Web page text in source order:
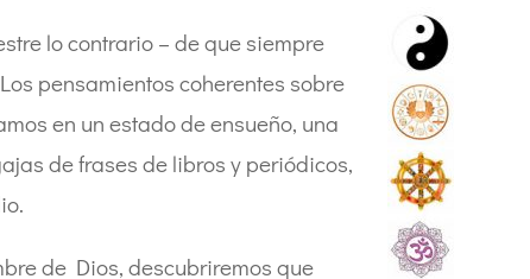
lo contrario – de que siempre
pensamientos coherentes sobre
en un estado de ensueño, una
de frases de libros y periódicos,
de Dios, descubriremos que